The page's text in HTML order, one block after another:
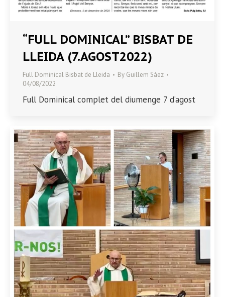
“FULL DOMINICAL” BISBAT DE
LLEIDA (7.AGOST2022)
Full Dominical Bisbat de Lleida By Guillem Sáez
04/08/2022
Full Dominical complet del diumenge 7 d‘agost